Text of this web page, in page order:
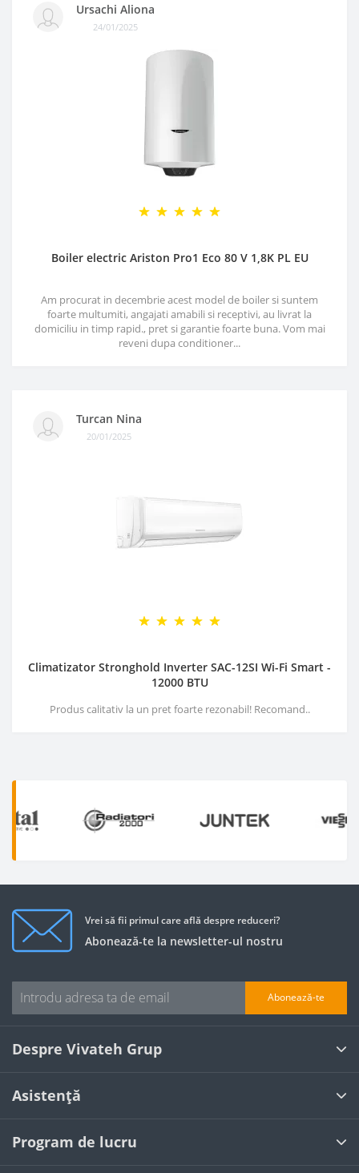
Ursachi Aliona
24/01/2025
Boiler electric Ariston Pro1 Eco 80 V 1,8K PL EU
Am procurat in decembrie acest model de boiler si suntem
foarte multumiti, angajati amabili si receptivi, au livrat la
domiciliu in timp rapid., pret si garantie foarte buna. Vom mai
reveni dupa conditioner...
Turcan Nina
20/01/2025
Climatizator Stronghold Inverter SAC-12SI Wi-Fi Smart -
12000 BTU
Produs calitativ la un pret foarte rezonabil! Recomand..
Vrei să fii primul care află despre reduceri?
Abonează-te la newsletter-ul nostru
Abonează-te
Despre Vivateh Grup
Asistență
Program de lucru